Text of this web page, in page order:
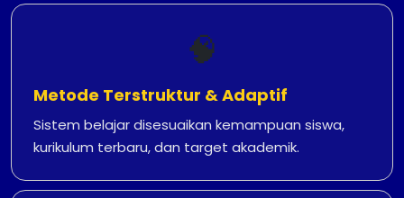
🧠
Metode Terstruktur & Adaptif
Sistem belajar disesuaikan kemampuan siswa,
kurikulum terbaru, dan target akademik.